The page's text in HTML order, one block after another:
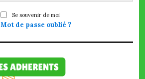
Se souvenir de moi
Mot de passe oublié ?